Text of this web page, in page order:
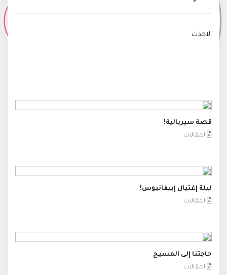
الاحدث
قصة سيريالية!
المقالات
ليلة إغتيال إبيفانيوس!
المقالات
حاجتنا إلى المسيح
المقالات